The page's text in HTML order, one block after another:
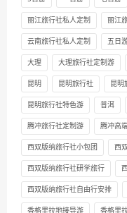
丽江旅行社私人定制 丽江
云南旅行社私人定制 五日
大理 大理旅行社定制游
昆明 昆明旅行社 昆明
昆明旅行社特色游 普洱
腾冲旅行社定制游 腾冲高
西双版纳旅行社小包团 西
西双版纳旅行社研学旅行
西双版纳旅行社自由行安排
香格里拉地接导游 香格里